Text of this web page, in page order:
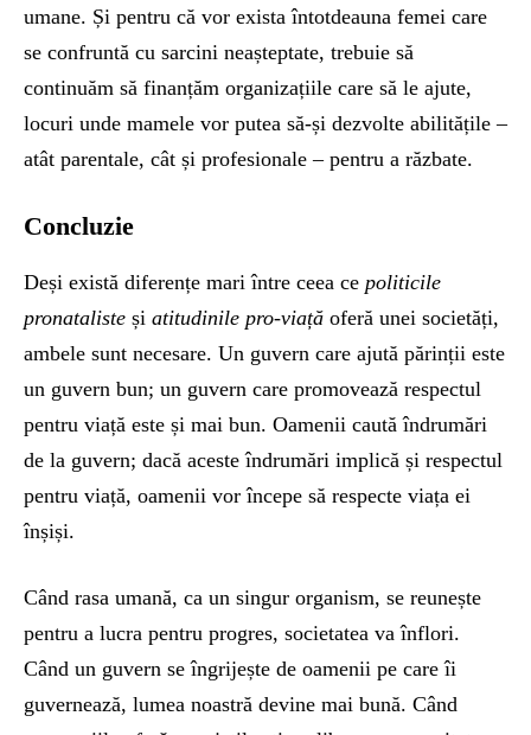
umane. Și pentru că vor exista întotdeauna femei care
se confruntă cu sarcini neașteptate, trebuie să
continuăm să finanțăm organizațiile care să le ajute,
locuri unde mamele vor putea să-și dezvolte abilitățile –
atât parentale, cât și profesionale – pentru a răzbate.
Concluzie
Deși există diferențe mari între ceea ce politicile
pronataliste și atitudinile pro-viață oferă unei societăți,
ambele sunt necesare. Un guvern care ajută părinții este
un guvern bun; un guvern care promovează respectul
pentru viață este și mai bun. Oamenii caută îndrumări
de la guvern; dacă aceste îndrumări implică și respectul
pentru viață, oamenii vor începe să respecte viața ei
înșiși.
Când rasa umană, ca un singur organism, se reunește
pentru a lucra pentru progres, societatea va înflori.
Când un guvern se îngrijește de oamenii pe care îi
guvernează, lumea noastră devine mai bună. Când